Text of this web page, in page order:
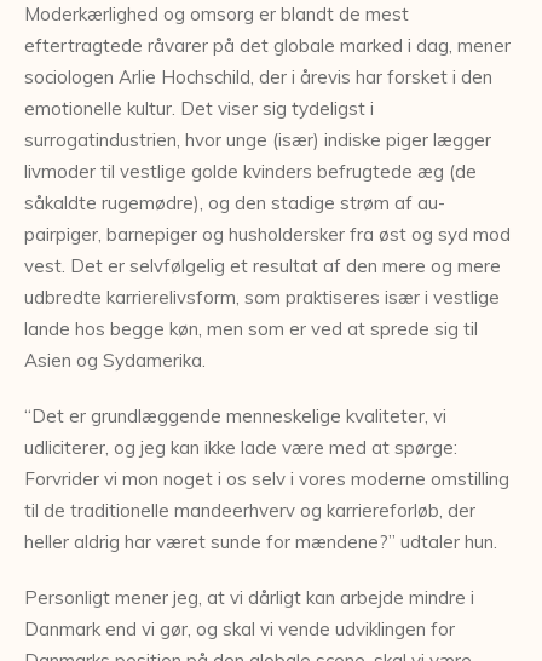
Moderkærlighed og omsorg er blandt de mest
eftertragtede råvarer på det globale marked i dag, mener
sociologen Arlie Hochschild, der i årevis har forsket i den
emotionelle kultur. Det viser sig tydeligst i
surrogatindustrien, hvor unge (især) indiske piger lægger
livmoder til vestlige golde kvinders befrugtede æg (de
såkaldte rugemødre), og den stadige strøm af au-
pairpiger, barnepiger og husholdersker fra øst og syd mod
vest. Det er selvfølgelig et resultat af den mere og mere
udbredte karrierelivsform, som praktiseres især i vestlige
lande hos begge køn, men som er ved at sprede sig til
Asien og Sydamerika.
“Det er grundlæggende menneskelige kvaliteter, vi
udliciterer, og jeg kan ikke lade være med at spørge:
Forvrider vi mon noget i os selv i vores moderne omstilling
til de traditionelle mandeerhverv og karriereforløb, der
heller aldrig har været sunde for mændene?” udtaler hun.
Personligt mener jeg, at vi dårligt kan arbejde mindre i
Danmark end vi gør, og skal vi vende udviklingen for